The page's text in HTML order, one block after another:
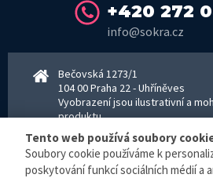
+420 272
info@sokra.cz
Bečovská 1273/1
104 00 Praha 22 - Uhříněves
Vyobrazení jsou ilustrativní a
produktu.
www.sokra.cz│www.haier-
Tento web používá soubory
Soubory cookie používáme k
poskytování funkcí sociálních médií a